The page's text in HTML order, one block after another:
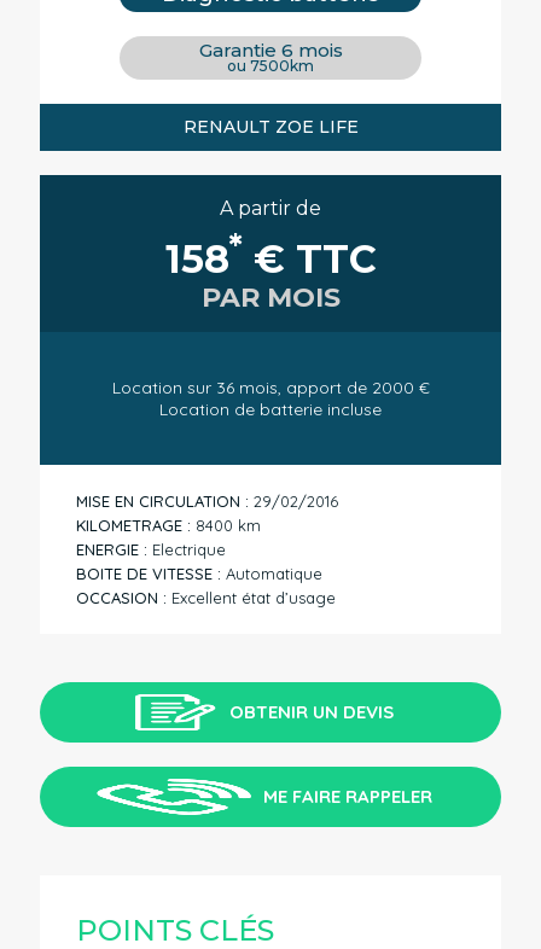
Garantie 6 mois
ou 7500km
RENAULT ZOE LIFE
A partir de
158
*€ TTC
PAR MOIS
Location sur 36 mois, apport de 2000 €
Location de batterie incluse
MISE EN CIRCULATION : 29/02/2016
KILOMETRAGE : 8400 km
ENERGIE : Electrique
BOITE DE VITESSE : Automatique
OCCASION : Excellent état d’usage
OBTENIR UN DEVIS
ME FAIRE RAPPELER
POINTS CLÉS